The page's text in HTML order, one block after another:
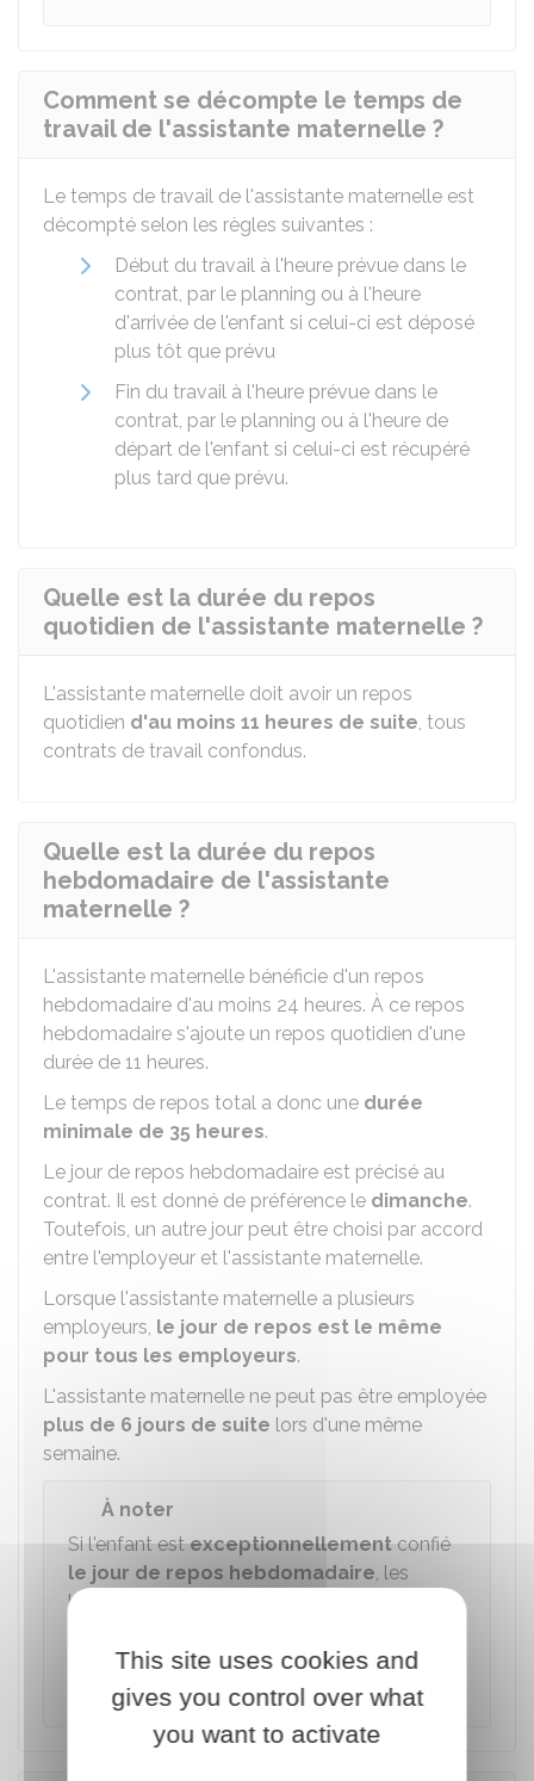
Comment se décompte le temps de
travail de l'assistante maternelle ?
Le temps de travail de l'assistante maternelle est
décompté selon les règles suivantes :
Début du travail à l'heure prévue dans le
contrat, par le planning ou à l'heure
d'arrivée de l'enfant si celui-ci est déposé
plus tôt que prévu
Fin du travail à l'heure prévue dans le
contrat, par le planning ou à l'heure de
départ de l'enfant si celui-ci est récupéré
plus tard que prévu.
Quelle est la durée du repos
quotidien de l'assistante maternelle ?
L'assistante maternelle doit avoir un repos
quotidien d'au moins 11 heures de suite, tous
contrats de travail confondus.
Quelle est la durée du repos
hebdomadaire de l'assistante
maternelle ?
L'assistante maternelle bénéficie d'un repos
hebdomadaire d'au moins 24 heures. À ce repos
hebdomadaire s'ajoute un repos quotidien d'une
durée de 11 heures.
Le temps de repos total a donc une durée
minimale de 35 heures.
Le jour de repos hebdomadaire est précisé au
contrat. Il est donné de préférence le dimanche.
Toutefois, un autre jour peut être choisi par accord
entre l'employeur et l'assistante maternelle.
Lorsque l'assistante maternelle a plusieurs
employeurs, le jour de repos est le même
pour tous les employeurs.
L'assistante maternelle ne peut pas être employée
plus de 6 jours de suite lors d'une même
semaine.
À noter
Si l'enfant estexceptionnellementconfié
le jour de repos hebdomadaire, les
heures sont rémunérées au tarif normal
la forme d'un repos payé dont la durée est
augmentée dans les mêmes proportions.
This site uses cookies and
gives you control over what
you want to activate